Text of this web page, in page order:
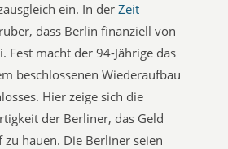
ein. In derZeit
dass Berlin finanziell von
Fest macht der 94-Jährige das
beschlossenen Wiederaufbau
Hier zeige sich die
der Berliner, das Geld
hauen. Die Berliner seien